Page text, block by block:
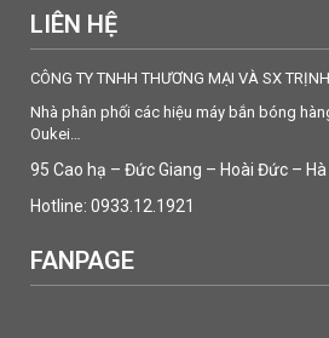
LIÊN HỆ
CÔNG TY TNHH THƯƠNG MẠI VÀ SX
Nhà phân phối các hiệu máy bắn bóng
Oukei…
95 Cao hạ – Đức Giang – Hoài Đức – Hà
Hotline: 0933.12.1921
FANPAGE